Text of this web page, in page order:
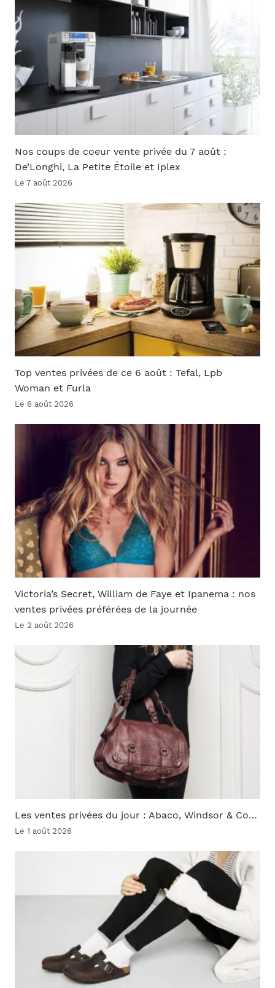
Nos coups de coeur vente privée du 7 août :
De’Longhi, La Petite Étoile et Iplex
Le 7 août 2026
Top ventes privées de ce 6 août : Tefal, Lpb
Woman et Furla
Le 6 août 2026
Victoria’s Secret, William de Faye et Ipanema : nos
ventes privées préférées de la journée
Le 2 août 2026
Les ventes privées du jour : Abaco, Windsor & Co…
Le 1 août 2026